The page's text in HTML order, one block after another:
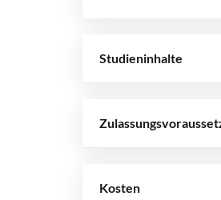
Studieninhalte
Kosten